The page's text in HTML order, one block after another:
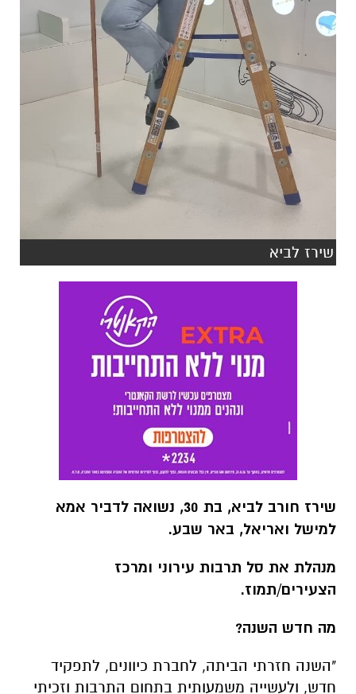
שירז לביא
שירז חורב לביא, בת 30, נשואה לדביר אמא
למישל ואריאל, באר שבע.
מנהלת את סל תרבות עירוני ומרכז
הצעירים/תמוז.
מה חדש השנה?
"השנה חזרתי הביתה, לחברת כיוונים, לתפקיד
חדש, ולעשייה משמעותית בתחום התרבות וזכיתי